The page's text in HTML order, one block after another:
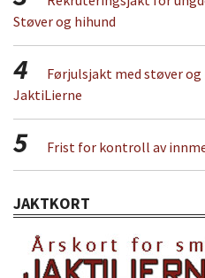
Støver og hihund
4
Førjulsjakt med støver
JaktiLierne
5 Frist for kontroll av
JAKTKORT